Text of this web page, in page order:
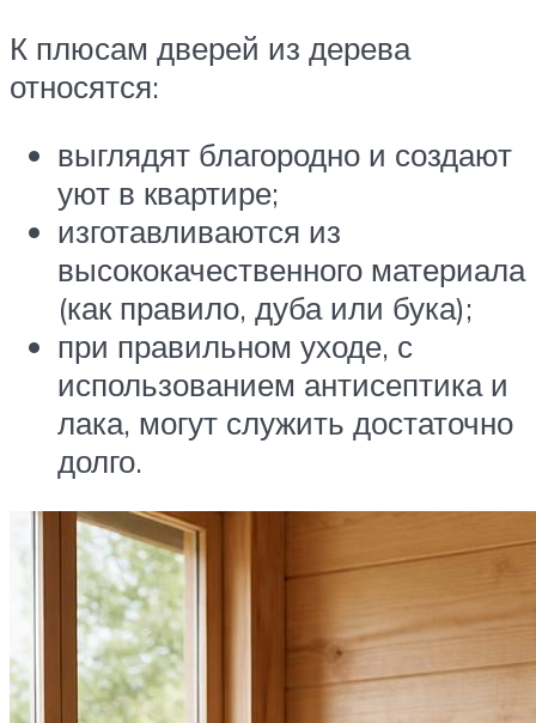
К плюсам дверей из дерева
относятся:
выглядят благородно и создают
уют в квартире;
изготавливаются из
высококачественного материала
(как правило, дуба или бука);
при правильном уходе, с
использованием антисептика и
лака, могут служить достаточно
долго.